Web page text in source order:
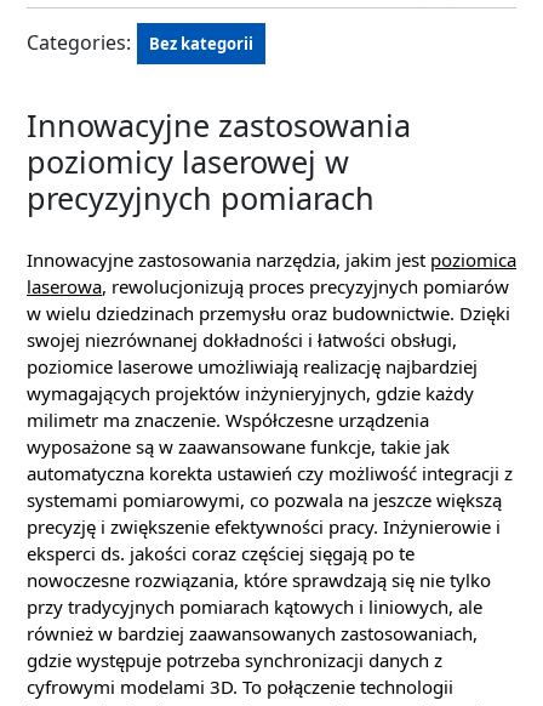
Categories: Bez kategorii
Innowacyjne zastosowania
poziomicy laserowej w
precyzyjnych pomiarach
Innowacyjne zastosowania narzędzia, jakim jest poziomica
laserowa, rewolucjonizują proces precyzyjnych pomiarów
w wielu dziedzinach przemysłu oraz budownictwie. Dzięki
swojej niezrównanej dokładności i łatwości obsługi,
poziomice laserowe umożliwiają realizację najbardziej
wymagających projektów inżynieryjnych, gdzie każdy
milimetr ma znaczenie. Współczesne urządzenia
wyposażone są w zaawansowane funkcje, takie jak
automatyczna korekta ustawień czy możliwość integracji z
systemami pomiarowymi, co pozwala na jeszcze większą
precyzję i zwiększenie efektywności pracy. Inżynierowie i
eksperci ds. jakości coraz częściej sięgają po te
nowoczesne rozwiązania, które sprawdzają się nie tylko
przy tradycyjnych pomiarach kątowych i liniowych, ale
również w bardziej zaawansowanych zastosowaniach,
gdzie występuje potrzeba synchronizacji danych z
cyfrowymi modelami 3D. To połączenie technologii